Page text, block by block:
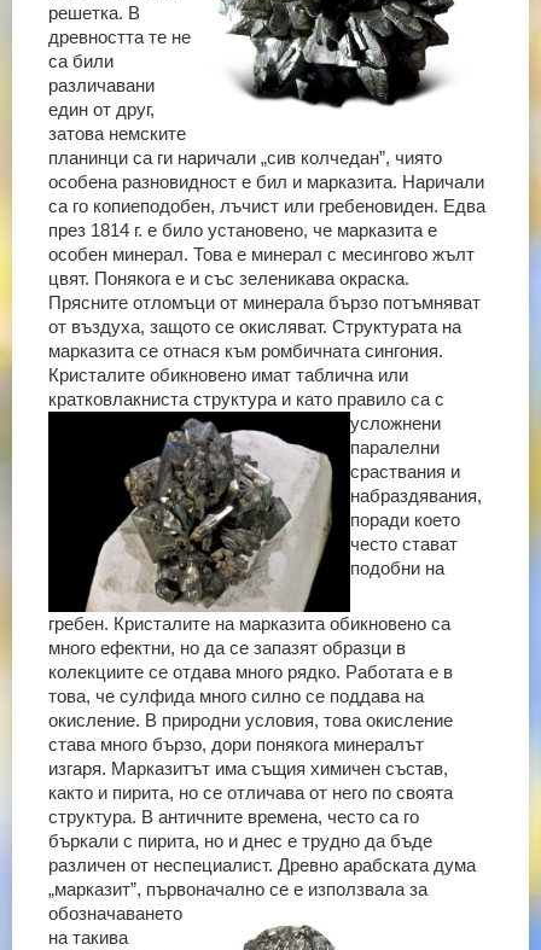
решетка. В
древността те не
са били
различавани
един от друг,
затова немските
планинци са ги наричали „сив колчедан”, чиято
особена разновидност е бил и марказита. Наричали
са го копиеподобен, лъчист или гребеновиден. Едва
през 1814 г. е било установено, че марказита е
особен минерал. Това е минерал с месингово жълт
цвят. Понякога е и със зеленикава окраска.
Прясните отломъци от минерала бързо потъмняват
от въздуха, защото се окисляват. Структурата на
марказита се отнася към ромбичната сингония.
Кристалите обикновено имат таблична или
кратковлакниста структура и като правило са с
усложнени
паралелни
сраствания и
набраздявания,
поради което
често стават
подобни на
гребен. Кристалите на марказита обикновено са
много ефектни, но да се запазят образци в
колекциите се отдава много рядко. Работата е в
това, че сулфида много силно се поддава на
окисление. В природни условия, това окисление
става много бързо, дори понякога минералът
изгаря. Марказитът има същия химичен състав,
както и пирита, но се отличава от него по своята
структура. В античните времена, често са го
бъркали с пирита, но и днес е трудно да бъде
различен от неспециалист. Древно арабската дума
„марказит”, първоначално се е използвала за
обозначаването
на такива